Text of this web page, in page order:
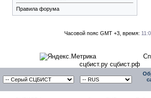
Правила форума
Часовой пояс GMT +3, время:
сцбист.ру сцбист.рф